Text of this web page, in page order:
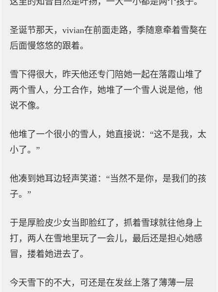
圣诞节那天，vivian在前面走路，季随意牵着雪獒在
后面慢悠悠的跟着。
雪下得很大，昨天他还专门陪她一起在落霞山堆了
两个雪人，分工合作，她堆了一个雪人说是他，他
说不像。
他堆了一个很小的雪人，她直接说：“这不是我，太
小了。”
他凑到她耳边轻声笑道：“当然不是你，是我们的孩
子。”
于是厚脸皮少女当即脸红了，抓着雪球就往他身上
打，两人在雪地里玩了一会儿，最后还是担心她感
冒，搂着她进去了。
今天雪下的不大，可还是在发丝上落了薄薄一层